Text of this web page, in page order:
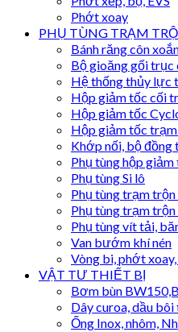
Phớt xoay
PHỤ TÙNG TRẠM
Bánh răng côn
Bộ gioăng gối trục
Hệ thống thủy lực
Hộp giảm tốc cối
Hộp giảm tốc
Hộp giảm tốc
Khớp nối, bộ đồng
Phụ tùng hộp
Phụ tùng Si lô
Phụ tùng trạm
Phụ tùng trạm trộn
Phụ tùng vít tải,
Van bướm khí nén
Vòng bi, phớt
VẬT TƯ THIẾT BỊ
Bơm bùn
Dây curoa, dầu
Ống Inox, nhôm,